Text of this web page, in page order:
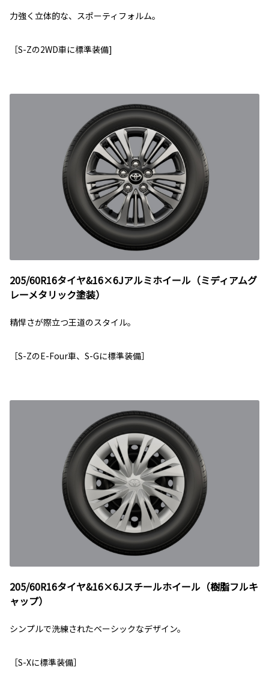
力強く立体的な、スポーティフォルム。
［S-Zの2WD車に標準装備]
205/60R16タイヤ&16×6Jアルミホイール（ミディアムグ
レーメタリック塗装）
精悍さが際立つ王道のスタイル。
［S-ZのE-Four車、S-Gに標準装備］
205/60R16タイヤ&16×6Jスチールホイール（樹脂フルキ
ャップ）
シンプルで洗練されたベーシックなデザイン。
［S-Xに標準装備］